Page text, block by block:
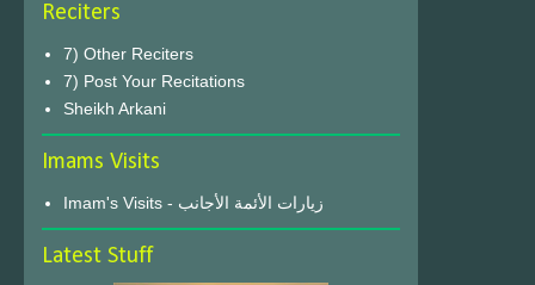
Reciters
7) Other Reciters
7) Post Your Recitations
Sheikh Arkani
Imams Visits
Imam's Visits - زيارات الأئمة الأجانب
Latest Stuff